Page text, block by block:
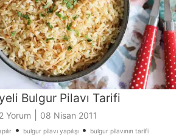
Bulgur Pilavı Tarifi
Yorum 08 Nisan 2011
• bulgur pilavı yapılışı• bulgur pilavının tarifi